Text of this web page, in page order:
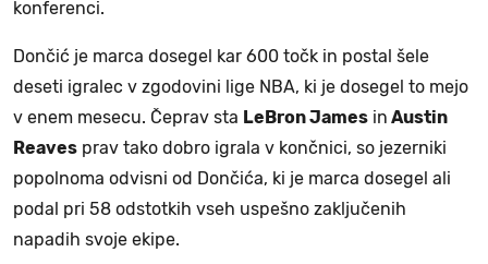
konferenci.
Dončić je marca dosegel kar 600 točk in postal šele
deseti igralec v zgodovini lige NBA, ki je dosegel to mejo
v enem mesecu. Čeprav sta LeBron James in Austin
Reaves prav tako dobro igrala v končnici, so jezerniki
popolnoma odvisni od Dončića, ki je marca dosegel ali
podal pri 58 odstotkih vseh uspešno zaključenih
napadih svoje ekipe.